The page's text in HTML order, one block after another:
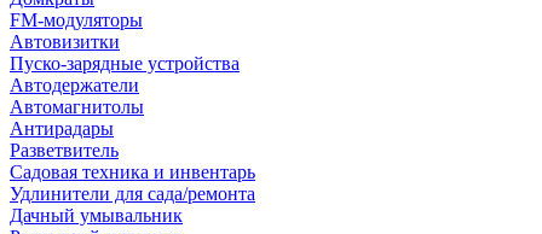
FM-модуляторы
Автовизитки
Пуско-зарядные устройства
Автодержатели
Автомагнитолы
Антирадары
Разветвитель
Садовая техника и инвентарь
Удлинители для сада/ремонта
Дачный умывальник